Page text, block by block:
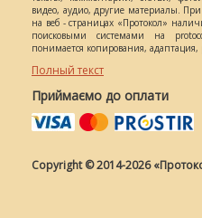
видео, аудио, другие материалы.
на веб - страницах «Протокол»
поисковыми системами на
понимается копирования,
Полный текст
Приймаємо до оплати
Copyright © 2014-2026